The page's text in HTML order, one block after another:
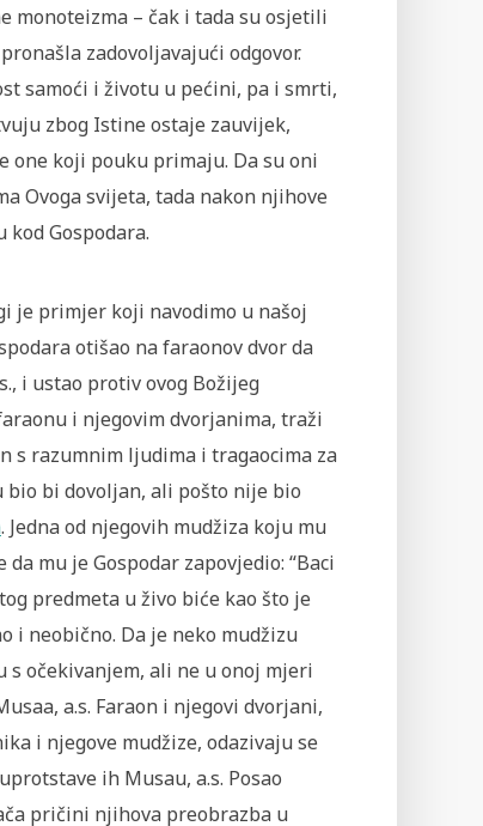
monoteizma – čak i tada su osjetili
zadovoljavajući odgovor.
samoći i životu u pećini, pa i smrti,
zbog Istine ostaje zauvijek,
one koji pouku primaju. Da su oni
Ovoga svijeta, tada nakon njihove
Gospodara.
je primjer koji navodimo u našoj
otišao na faraonov dvor da
i ustao protiv ovog Božijeg
i njegovim dvorjanima, traži
s razumnim ljudima i tragaocima za
bio bi dovoljan, ali pošto nije bio
. Jedna od njegovih mudžiza koju mu
mu je Gospodar zapovjedio: “Baci
predmeta u živo biće kao što je
i neobično. Da je neko mudžizu
s očekivanjem, ali ne u onoj mjeri
a.s. Faraon i njegovi dvorjani,
i njegove mudžize, odazivaju se
ih Musau, a.s. Posao
pričini njihova preobrazba u